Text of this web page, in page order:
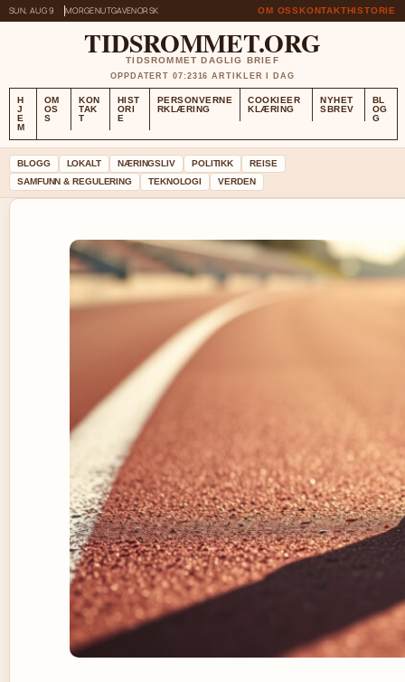
SUN, AUG 9 MORGENUTGAVENORSK OM OSSKONTAKTHISTORIE
TIDSROMMET.ORG
TIDSROMMET DAGLIG BRIEF
OPPDATERT 07:2316 ARTIKLER I DAG
H
J
E
M
OM
OS
S
KON
TAK
T
HIST
ORI
E
PERSONVERNE
RKLÆRING
COOKIEER
KLÆRING
NYHET
SBREV
BL
OG
G
BLOGG LOKALT NÆRINGSLIV POLITIKK
REISE
SAMFUNN & REGULERING
TEKNOLOGI VERDEN